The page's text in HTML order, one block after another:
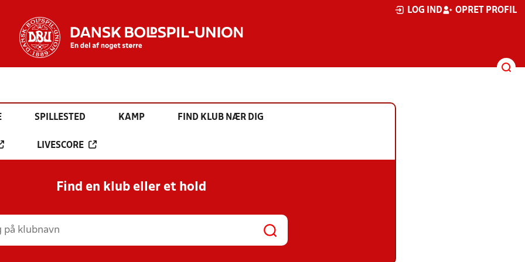
LOG IND OPRET PROFIL
SPILLESTED KAMP FIND KLUB NÆR DIG
LIVESCORE
Find en klub eller et hold